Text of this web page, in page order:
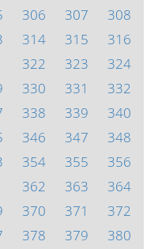
306 307
308
314 315
316
322 323
324
330 331
332
338 339
340
346 347
348
354 355
356
362 363
364
370 371
372
378 379
380